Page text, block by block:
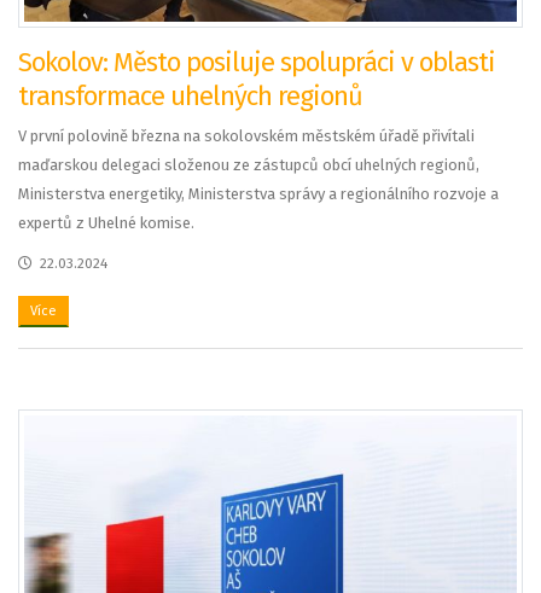
Sokolov: Město posiluje spolupráci v oblasti
transformace uhelných regionů
V první polovině března na sokolovském městském úřadě přivítali
maďarskou delegaci složenou ze zástupců obcí uhelných regionů,
Ministerstva energetiky, Ministerstva správy a regionálního rozvoje a
expertů z Uhelné komise.
22.03.2024
Více